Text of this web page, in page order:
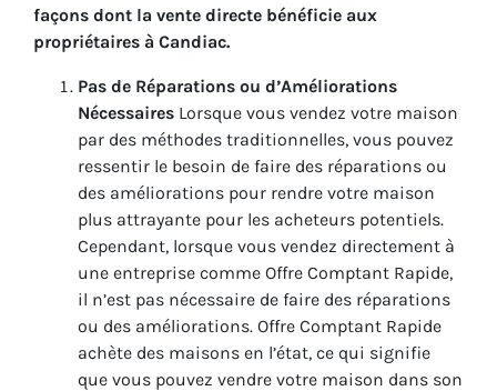
façons dont la vente directe bénéficie aux
propriétaires à Candiac.
Pas de Réparations ou d’Améliorations
Nécessaires Lorsque vous vendez votre maison
par des méthodes traditionnelles, vous pouvez
ressentir le besoin de faire des réparations ou
des améliorations pour rendre votre maison
plus attrayante pour les acheteurs potentiels.
Cependant, lorsque vous vendez directement à
une entreprise comme Offre Comptant Rapide,
il n’est pas nécessaire de faire des réparations
ou des améliorations. Offre Comptant Rapide
achète des maisons en l’état, ce qui signifie
que vous pouvez vendre votre maison dans son